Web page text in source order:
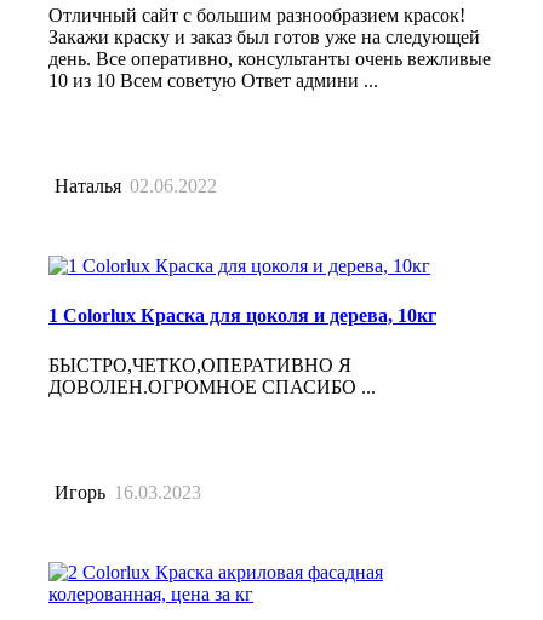
Отличный сайт с большим разнообразием красок!
Закажи краску и заказ был готов уже на следующей
день. Все оперативно, консультанты очень вежливые
10 из 10 Всем советую Ответ админи ...
Наталья 02.06.2022
1 Colorlux Краска для цоколя и дерева, 10кг
БЫСТРО,ЧЕТКО,ОПЕРАТИВНО Я
ДОВОЛЕН.ОГРОМНОЕ СПАСИБО ...
Игорь 16.03.2023